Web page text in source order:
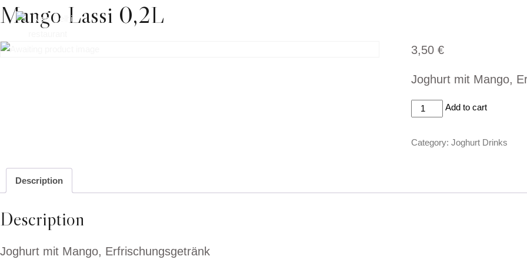
Mango Lassi 0,2L
3,50 €
Joghurt mit Mango,
Mango
0,2L
Add to cart
Category: Joghurt Drinks
Description
Description
Joghurt mit Mango, Erfrischungsgetränk